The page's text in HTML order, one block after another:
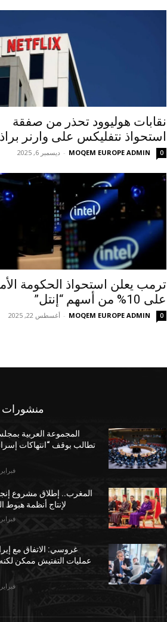
نقابات هوليوود تحذر من صفقة
استحواذ نتفليكس على وارنر
MOQEM EUROPE ADMIN
- ديسمبر 6, 2025 0
ترمب يعلن استحواذ الحكومة
على 10% من أسهم “إنتل”
MOQEM EUROPE ADMIN
- أغسطس 22, 2025 0
منشورات
المجموعة العربية
تطالب بوقف “انتهاكات
فبراير 13, 2026
المغرب.. إطلاق مشروع
لإنتاج أنظمة هبوط
فبراير 13, 2026
غروسي: الاتفاق مع
عمليات التفتيش ممكن
فبراير 13, 2026